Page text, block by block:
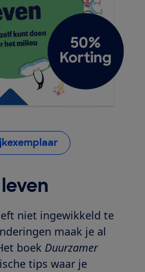
niet ingewikkeld te
maak je al
boek Duurzamer
tips waar je